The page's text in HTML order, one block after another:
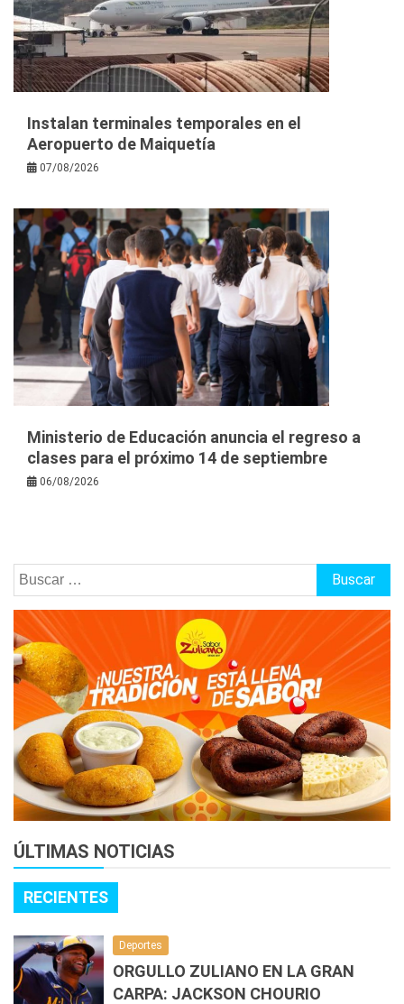
Instalan terminales temporales en el
Aeropuerto de Maiquetía
07/08/2026
Ministerio de Educación anuncia el regreso a
clases para el próximo 14 de septiembre
06/08/2026
Buscar:
ÚLTIMAS NOTICIAS
RECIENTES
Deportes
ORGULLO ZULIANO EN LA GRAN
CARPA: JACKSON CHOURIO